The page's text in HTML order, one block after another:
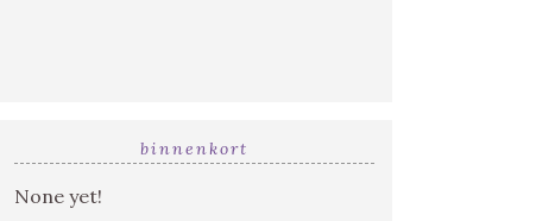
binnenkort
None yet!